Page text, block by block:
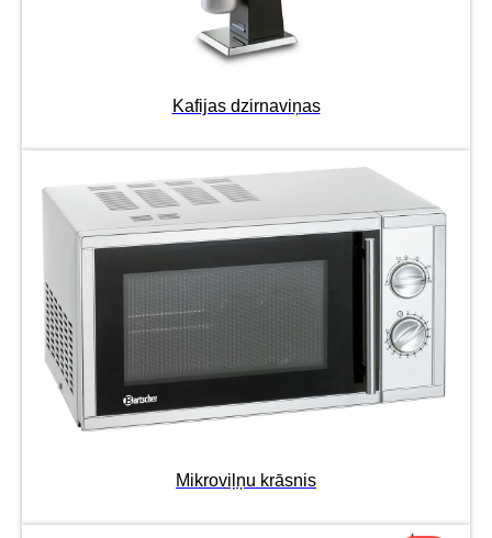
Kafijas dzirnaviņas
Mikroviļņu krāsnis